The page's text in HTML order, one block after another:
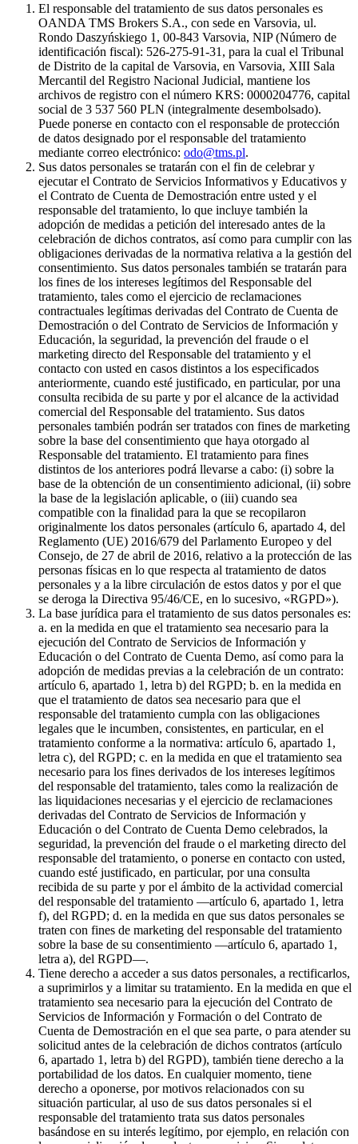
El responsable del tratamiento de sus datos personales es
OANDA TMS Brokers S.A., con sede en Varsovia, ul.
Rondo Daszyńskiego 1, 00-843 Varsovia, NIP (Número de
identificación fiscal): 526-275-91-31, para la cual el Tribunal
de Distrito de la capital de Varsovia, en Varsovia, XIII Sala
Mercantil del Registro Nacional Judicial, mantiene los
archivos de registro con el número KRS: 0000204776, capital
social de 3 537 560 PLN (integralmente desembolsado).
Puede ponerse en contacto con el responsable de protección
de datos designado por el responsable del tratamiento
mediante correo electrónico: odo@tms.pl.
Sus datos personales se tratarán con el fin de celebrar y
ejecutar el Contrato de Servicios Informativos y Educativos y
el Contrato de Cuenta de Demostración entre usted y el
responsable del tratamiento, lo que incluye también la
adopción de medidas a petición del interesado antes de la
celebración de dichos contratos, así como para cumplir con las
obligaciones derivadas de la normativa relativa a la gestión del
consentimiento. Sus datos personales también se tratarán para
los fines de los intereses legítimos del Responsable del
tratamiento, tales como el ejercicio de reclamaciones
contractuales legítimas derivadas del Contrato de Cuenta de
Demostración o del Contrato de Servicios de Información y
Educación, la seguridad, la prevención del fraude o el
marketing directo del Responsable del tratamiento y el
contacto con usted en casos distintos a los especificados
anteriormente, cuando esté justificado, en particular, por una
consulta recibida de su parte y por el alcance de la actividad
comercial del Responsable del tratamiento. Sus datos
personales también podrán ser tratados con fines de marketing
sobre la base del consentimiento que haya otorgado al
Responsable del tratamiento. El tratamiento para fines
distintos de los anteriores podrá llevarse a cabo: (i) sobre la
base de la obtención de un consentimiento adicional, (ii) sobre
la base de la legislación aplicable, o (iii) cuando sea
compatible con la finalidad para la que se recopilaron
originalmente los datos personales (artículo 6, apartado 4, del
Reglamento (UE) 2016/679 del Parlamento Europeo y del
Consejo, de 27 de abril de 2016, relativo a la protección de las
personas físicas en lo que respecta al tratamiento de datos
personales y a la libre circulación de estos datos y por el que
se deroga la Directiva 95/46/CE, en lo sucesivo, «RGPD»).
La base jurídica para el tratamiento de sus datos personales es:
a. en la medida en que el tratamiento sea necesario para la
ejecución del Contrato de Servicios de Información y
Educación o del Contrato de Cuenta Demo, así como para la
adopción de medidas previas a la celebración de un contrato:
artículo 6, apartado 1, letra b) del RGPD; b. en la medida en
que el tratamiento de datos sea necesario para que el
responsable del tratamiento cumpla con las obligaciones
legales que le incumben, consistentes, en particular, en el
tratamiento conforme a la normativa: artículo 6, apartado 1,
letra c), del RGPD; c. en la medida en que el tratamiento sea
necesario para los fines derivados de los intereses legítimos
del responsable del tratamiento, tales como la realización de
las liquidaciones necesarias y el ejercicio de reclamaciones
derivadas del Contrato de Servicios de Información y
Educación o del Contrato de Cuenta Demo celebrados, la
seguridad, la prevención del fraude o el marketing directo del
responsable del tratamiento, o ponerse en contacto con usted,
cuando esté justificado, en particular, por una consulta
recibida de su parte y por el ámbito de la actividad comercial
del responsable del tratamiento —artículo 6, apartado 1, letra
f), del RGPD; d. en la medida en que sus datos personales se
traten con fines de marketing del responsable del tratamiento
sobre la base de su consentimiento —artículo 6, apartado 1,
letra a), del RGPD—.
Tiene derecho a acceder a sus datos personales, a rectificarlos,
a suprimirlos y a limitar su tratamiento. En la medida en que el
tratamiento sea necesario para la ejecución del Contrato de
Servicios de Información y Formación o del Contrato de
Cuenta de Demostración en el que sea parte, o para atender su
solicitud antes de la celebración de dichos contratos (artículo
6, apartado 1, letra b) del RGPD), también tiene derecho a la
portabilidad de los datos. En cualquier momento, tiene
derecho a oponerse, por motivos relacionados con su
situación particular, al uso de sus datos personales si el
responsable del tratamiento trata sus datos personales
basándose en su interés legítimo, por ejemplo, en relación con